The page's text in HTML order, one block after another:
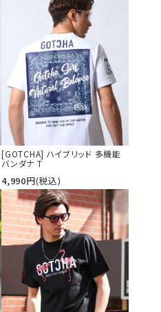
[GOTCHA] ハイブリッド 多機能
バンダナ T
4,990円(税込)